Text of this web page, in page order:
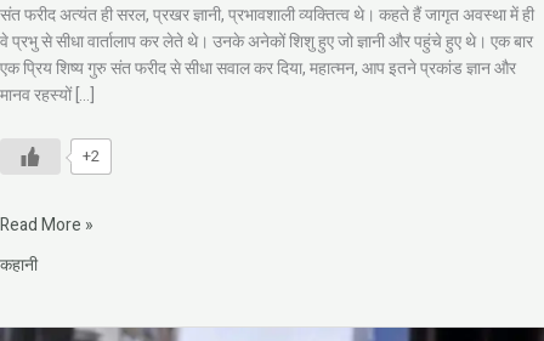
संत फरीद अत्यंत ही सरल, प्रखर ज्ञानी, प्रभावशाली व्यक्तित्व थे। कहते हैं जागृत अवस्था में ही
वे प्रभु से सीधा वार्तालाप कर लेते थे। उनके अनेकों शिशु हुए जो ज्ञानी और पहुंचे हुए थे। एक बार
एक प्रिय शिष्य गुरु संत फरीद से सीधा सवाल कर दिया, महात्मन, आप इतने प्रकांड ज्ञान और
मानव रहस्यों […]
+2
Read More »
कहानी